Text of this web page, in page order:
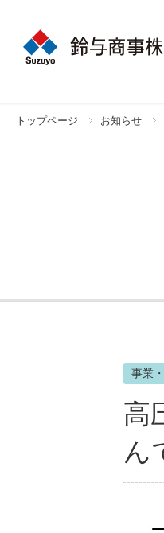
トップページ お知らせ
事業
高
ん